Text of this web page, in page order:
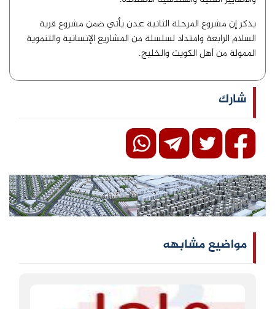
يذكر إن مشروع المرحلة الثانية عدن يأتي ضمن مشروع قرية
السلام الرابعة وامتداد لسلسلة من المشاريع الإنسانية والتنموية
الممولة من أهل الكويت والخليج.
شارك
مواضيع مشابهه